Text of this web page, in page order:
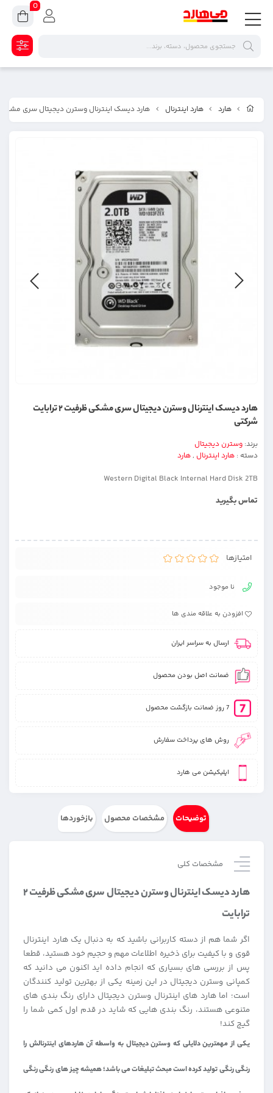
هارد هارد اینترنال هارد دیسک اینترنال وسترن دیجیتال سری مشکی ظرفیت ۲
هارد دیسک اینترنال وسترن دیجیتال سری مشکی ظرفیت ۲ ترابایت
شرکتی
برند: وسترن دیجیتال
دسته : هارد اینترنال ,هارد
Western Digital Black Internal Hard Disk 2TB
تماس بگیرید
امتیازها
نا موجود
افزودن به علاقه مندی ها
ارسال به سراسر ایران
ضمانت اصل بودن محصول
7 روز ضمانت بازگشت محصول
روش های پرداخت سفارش
اپلیکیشن می هارد
توضیحات مشخصات محصول بازخوردها
مشخصات کلی
هارد دیسک اینترنال وسترن دیجیتال سری مشکی ظرفیت ۲
ترابایت
اگر شما هم از دسته کاربرانی باشید که به دنبال یک هارد اینترنال
قوی و با کیفیت برای ذخیره اطلاعات مهم و حجیم خود هستید، قطعا
پس از بررسی های بسیاری که انجام داده اید اکنون می دانید که
کمپانی وسترن دیجیتال در این زمینه یکی از بهترین تولید کنندگان
است؛ اما هارد های اینترنال وسترن دیجیتال دارای رنگ بندی های
متنوعی هستند، رنگ بندی هایی که شاید در قدم اول کمی شما را
گیج کند!
یکی از مهمترین دلایلی که وسترن دیجیتال به واسطه آن هاردهای اینترنالش را
رنگی رنگی تولید کرده است مبحث تبلیغات می باشد؛ همیشه چیز های رنگی رنگی
0